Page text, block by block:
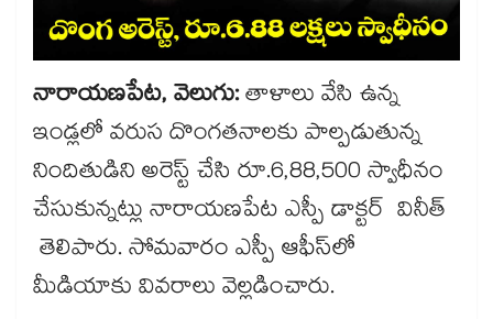
నారాయణపేట, వెలుగు:తాళాలు వేసి ఉన్న
ఇండ్లలో వరుస దొంగతనాలకు పాల్పడుతున్న
నిందితుడిని అరెస్ట్​ చేసి రూ.6,88,500 స్వాధీనం
చేసుకున్నట్లు నారాయణపేట ఎస్పీ డాక్టర్ వినీత్
తెలిపారు. సోమవారం ఎస్పీ ఆఫీస్​లో
మీడియాకు వివరాలు వెల్లడించారు.